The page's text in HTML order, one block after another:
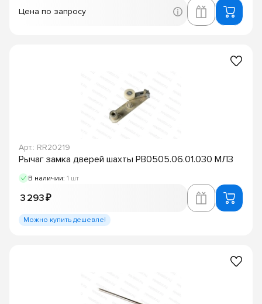
Цена по запросу
Арт.: RR20219
Рычаг замка дверей шахты РВ0505.06.01.030 МЛЗ
В наличии: 1 шт
3 293 ₽
Можно купить дешевле!